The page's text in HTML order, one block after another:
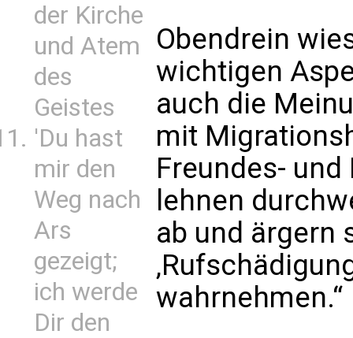
der Kirche
und Atem
des
Geistes
'Du hast
mir den
Weg nach
Ars
gezeigt;
ich werde
Dir den
Obendrein
wichtigen
auch die
mit
Freundes-
lehnen
ab und ärgern
wahrnehmen.“